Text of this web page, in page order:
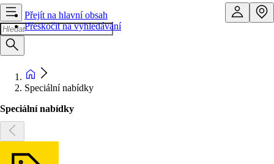
Přejít na hlavní obsah
Přeskočit na vyhledávání
Speciální nabídky
Speciální nabídky